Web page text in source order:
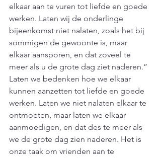
elkaar aan te vuren tot liefde en goede
werken. Laten wij de onderlinge
bijeenkomst niet nalaten, zoals het bij
sommigen de gewoonte is, maar
elkaar aansporen, en dat zoveel te
meer als u de grote dag ziet naderen.”
Laten we bedenken hoe we elkaar
kunnen aanzetten tot liefde en goede
werken. Laten we niet nalaten elkaar te
ontmoeten, maar laten we elkaar
aanmoedigen, en dat des te meer als
we de grote dag zien naderen. Het is
onze taak om vrienden aan te